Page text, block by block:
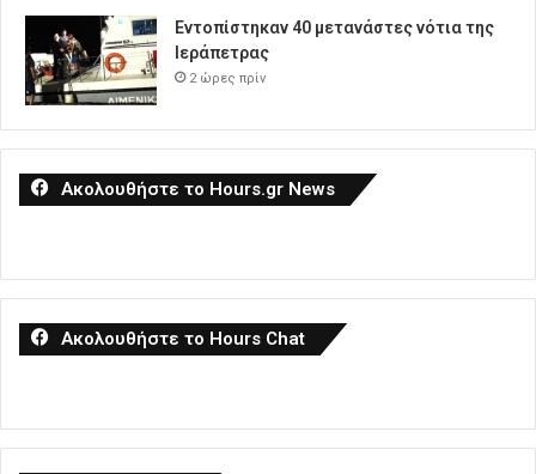
Εντοπίστηκαν 40 μετανάστες νότια της
Ιεράπετρας
2 ώρες πρίν
Ακολουθήστε το Hours.gr News
Ακολουθήστε το Hours Chat